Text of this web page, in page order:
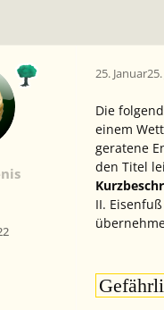
25. Januar25.
Die
einem
geratene
den Titel
II.